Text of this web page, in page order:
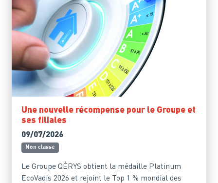
Une nouvelle récompense pour le Groupe et
ses filiales
09/07/2026
Non classé
Le Groupe QÉRYS obtient la médaille Platinum
EcoVadis 2026 et rejoint le Top 1 % mondial des